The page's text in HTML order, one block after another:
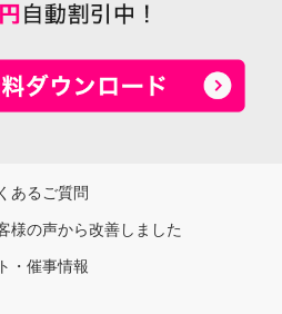
あるご質問
様の声から改善しました
・催事情報